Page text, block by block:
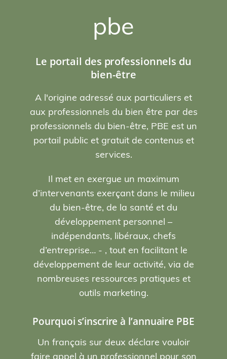
pbe
Le portail des professionnels du
bien-être
A l'origine adressé aux particuliers et
aux professionnels du bien être par des
professionnels du bien-être, PBE est un
portail public et gratuit de contenus et
services.
Il met en exergue un maximum
d’intervenants exerçant dans le milieu
du bien-être, de la santé et du
développement personnel –
indépendants, libéraux, chefs
d’entreprise… - , tout en facilitant le
développement de leur activité, via de
nombreuses ressources pratiques et
outils marketing.
Pourquoi s’inscrire à l’annuaire PBE
Un français sur deux déclare vouloir
faire appel à un professionnel pour son